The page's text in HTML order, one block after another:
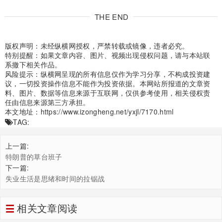
THE END
版权声明：未经纵横网授权，严禁转载或镜像，违者必究。
特别提醒：如果文章内容、图片、视频出现侵权问题，请与本站联
系撤下相关作品。
风险提示：纵横网呈现的所有信息仅作为学习分享，不构成投资建
议，一切投资操作信息不能作为投资依据。本网站所报道的文章资
料、图片、数据等信息来源于互联网，仅供参考使用，相关侵权责
任由信息来源第三方承担。
本文地址： https://www.izongheng.net/yxjl/7170.html
TAG:
上一篇:
特朗普的草台班子
下一篇:
失业生活是思绪和时间的拉锯战
相关文章阅读